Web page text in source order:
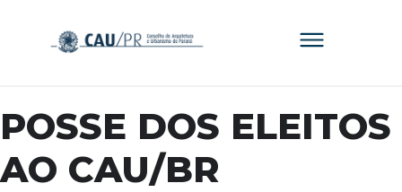
POSSE DOS ELEITOS
AO CAU/BR